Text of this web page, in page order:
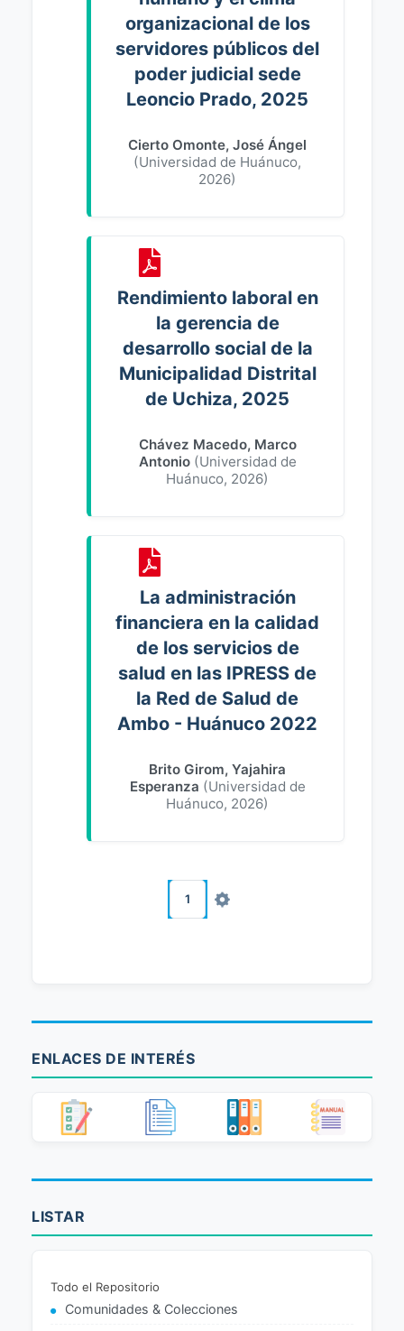
organizacional de los
servidores públicos del
poder judicial sede
Leoncio Prado, 2025
Cierto Omonte, José Ángel
(Universidad de Huánuco,
2026)
Rendimiento laboral en
la gerencia de
desarrollo social de la
Municipalidad Distrital
de Uchiza, 2025
Chávez Macedo, Marco
Antonio (Universidad de
Huánuco, 2026)
La administración
financiera en la calidad
de los servicios de
salud en las IPRESS de
la Red de Salud de
Ambo - Huánuco 2022
Brito Girom, Yajahira
Esperanza (Universidad de
Huánuco, 2026)
1
ENLACES DE INTERÉS
LISTAR
Todo el Repositorio
Comunidades & Colecciones